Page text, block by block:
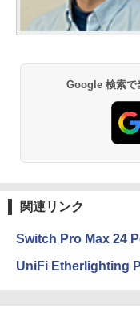
Google 検索で
関連リンク
Switch Pro Max 24
UniFi Etherlighting